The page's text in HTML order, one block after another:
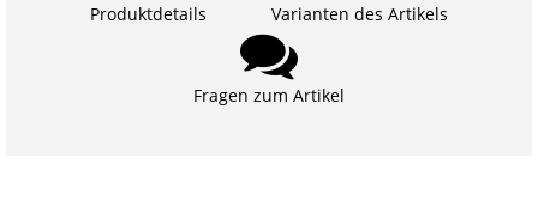
Produktdetails Varianten des Artikels
Fragen zum Artikel